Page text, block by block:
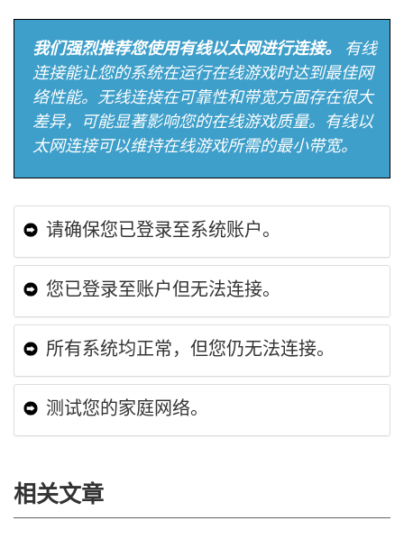
我们强烈推荐您使用有线以太网进行连接。
有线
连接能让您的系统在运行在线游戏时达到最佳网
络性能。无线连接在可靠性和带宽方面存在很大
差异，可能显著影响您的在线游戏质量。有线以
太网连接可以维持在线游戏所需的最小带宽。
请确保您已登录至系统账户。
您已登录至账户但无法连接。
所有系统均正常，但您仍无法连接。
测试您的家庭网络。
相关文章